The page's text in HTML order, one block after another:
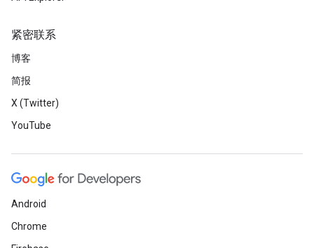
紧密联系
博客
简报
X (Twitter)
YouTube
Android
Chrome